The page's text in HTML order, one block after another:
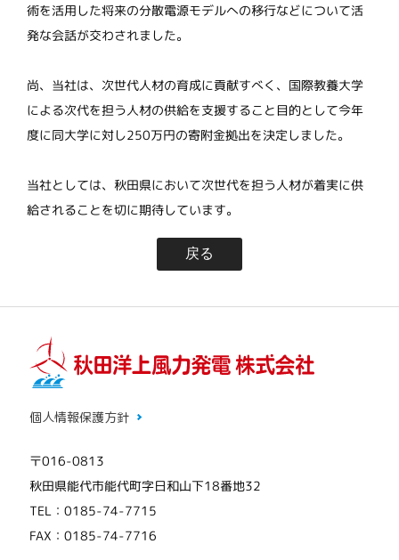
術を活用した将来の分散電源モデルへの移行などについて活
発な会話が交わされました。
尚、当社は、次世代人材の育成に貢献すべく、国際教養大学
による次代を担う人材の供給を支援すること目的として今年
度に同大学に対し250万円の寄附金拠出を決定しました。
当社としては、秋田県において次世代を担う人材が着実に供
給されることを切に期待しています。
戻る
個人情報保護方針
〒016-0813
秋田県能代市能代町字日和山下18番地32
TEL：0185-74-7715
FAX：0185-74-7716